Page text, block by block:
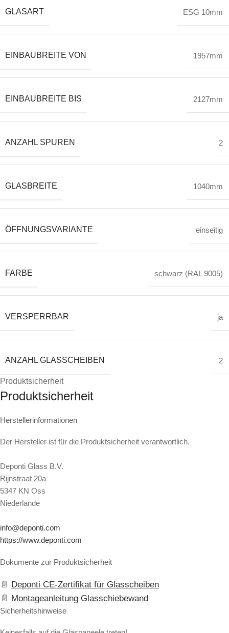
GLASART ESG 10mm
EINBAUBREITE VON 1957mm
EINBAUBREITE BIS 2127mm
ANZAHL SPUREN 2
GLASBREITE 1040mm
ÖFFNUNGSVARIANTE einseitig
FARBE schwarz (RAL 9005)
VERSPERRBAR ja
ANZAHL GLASSCHEIBEN 2
Produktsicherheit
Produktsicherheit
Herstellerinformationen
Der Hersteller ist für die Produktsicherheit verantwortlich.
Deponti Glass B.V.
Rijnstraat 20a
5347 KN Oss
Niederlande
info@deponti.com
https://www.deponti.com
Dokumente zur Produktsicherheit
Deponti CE-Zertifikat für Glasscheiben
Montageanleitung Glasschiebewand
Sicherheitshinweise